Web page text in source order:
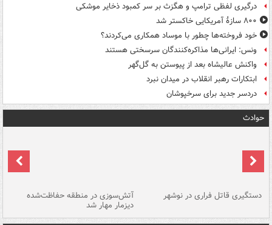
درگیری لفظی ترامپ و هگزث بر سر کمبود ذخایر موشکی
۸۰۰ سازۀ آمریکایی خاکستر شد
خود فروخته‌ها چطور با موساد همکاری می‌کردند؟
ونس: ایرانی‌ها مذاکره‌کنندگان سرسختی هستند
واکنش عالیشاه بعد از پیوستن به گل‌گهر
ابتکارات رهبر انقلاب در میدان نبرد
دردسر جدید برای سرخپوشان
حوادث
دستگیری قاتل فراری در نوشهر آتش‌سوزی در منطقه حفاظت‌شده
دیزمار مهار شد